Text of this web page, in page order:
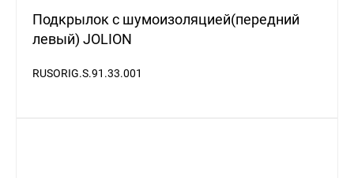
левый) JOLION
RUSORIG.S.91.33.001